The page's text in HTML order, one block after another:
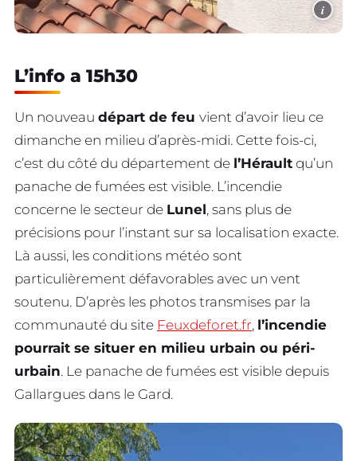
i
L’info a 15h30
Un nouveau départ de feu vient d’avoir lieu ce
dimanche en milieu d’après-midi. Cette fois-ci,
c’est du côté du département de l’Hérault qu’un
panache de fumées est visible. L’incendie
concerne le secteur de Lunel, sans plus de
précisions pour l’instant sur sa localisation exacte.
Là aussi, les conditions météo sont
particulièrement défavorables avec un vent
soutenu. D’après les photos transmises par la
communauté du site Feuxdeforet.fr, l’incendie
pourrait se situer en milieu urbain ou péri-
urbain. Le panache de fumées est visible depuis
Gallargues dans le Gard.